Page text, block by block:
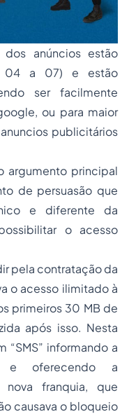
anúncios estão
04 a 07) e estão
ser facilmente
ou para maior
anuncios publicitários
argumento principal
de persuasão que
e diferente da
o acesso
pela contratação da
o acesso ilimitado à
primeiros 30 MB de
após isso. Nesta
“SMS” informando a
e oferecendo a
franquia, que
causava o bloqueio